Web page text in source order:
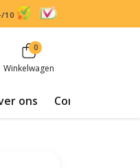
10
0
Winkelwagen
ons Contact